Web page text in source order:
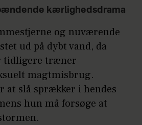
kærlighedsdrama
og nuværende
ud på dybt vand, da
tidligere træner
magtmisbrug.
at slå sprækker i hendes
hun må forsøge at